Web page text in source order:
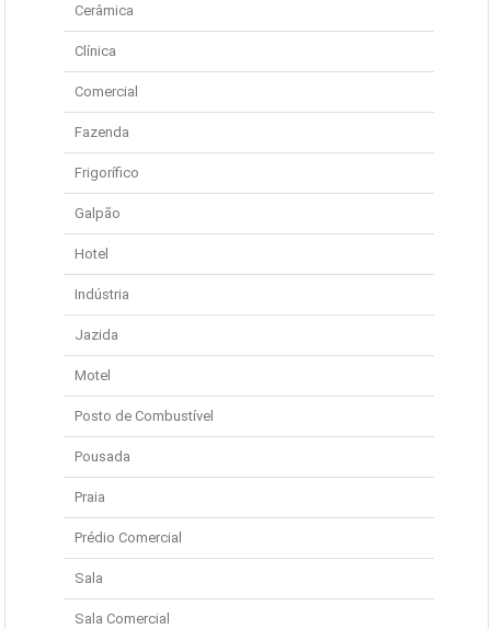
Cerâmica
Clínica
Comercial
Fazenda
Frigorífico
Galpão
Hotel
Indústria
Jazida
Motel
Posto de Combustível
Pousada
Praia
Prédio Comercial
Sala
Sala Comercial